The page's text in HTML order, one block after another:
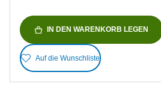
IN DEN WARENKORB LEGEN
Auf die Wunschliste